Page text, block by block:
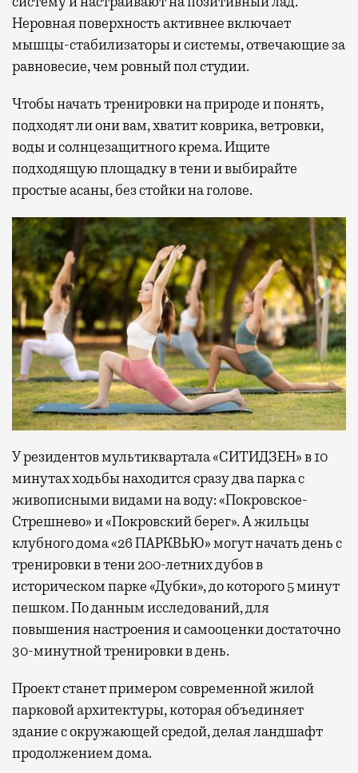
Неровная поверхность активнее включает
мышцы-стабилизаторы и системы, отвечающие за
равновесие, чем ровный пол студии.
Чтобы начать тренировки на природе и понять,
подходят ли они вам, хватит коврика, ветровки,
воды и солнцезащитного крема. Ищите
подходящую площадку в тени и выбирайте
простые асаны, без стойки на голове.
У резидентов мультиквартала «СИТИДЗЕН» в 10
минутах ходьбы находится сразу два парка с
живописными видами на воду: «Покровское-
Стрешнево» и «Покровский берег». А жильцы
клубного дома «26 ПАРКВЬЮ» могут начать день с
тренировки в тени 200-летних дубов в
историческом парке «Дубки», до которого 5 минут
пешком. По данным исследований, для
повышения настроения и самооценки достаточно
30-минутной тренировки в день.
Проект станет примером современной жилой
парковой архитектуры, которая объединяет
здание с окружающей средой, делая ландшафт
продолжением дома.